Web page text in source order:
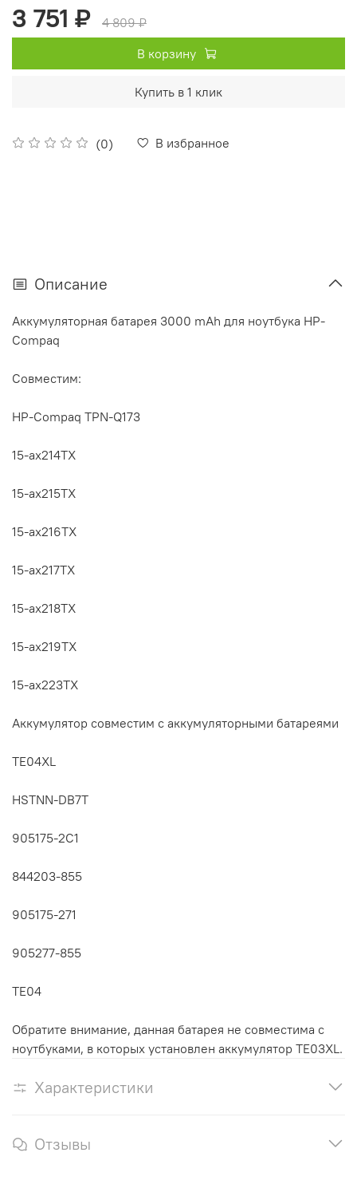
(0) В избранное
3 751 ₽
4 809 ₽
В корзину
Купить в 1 клик
Описание
Аккумуляторная батарея 3000 mAh для ноутбука HP-
Compaq
Совместим:
HP-Compaq TPN-Q173
15-ax214TX
15-ax215TX
15-ax216TX
15-ax217TX
15-ax218TX
15-ax219TX
15-ax223TX
Аккумулятор cовместим с аккумуляторными батареями
TE04XL
HSTNN-DB7T
905175-2C1
844203-855
905175-271
905277-855
TE04
Обратите внимание, данная батарея не совместима с
ноутбуками, в которых установлен аккумулятор TE03XL.
Характеристики
Отзывы